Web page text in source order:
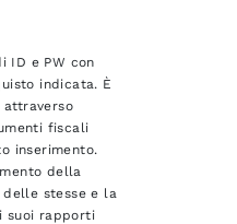
ID e PW con
indicata. È
fiscali
inserimento.
della
stesse e la
suoi rapporti